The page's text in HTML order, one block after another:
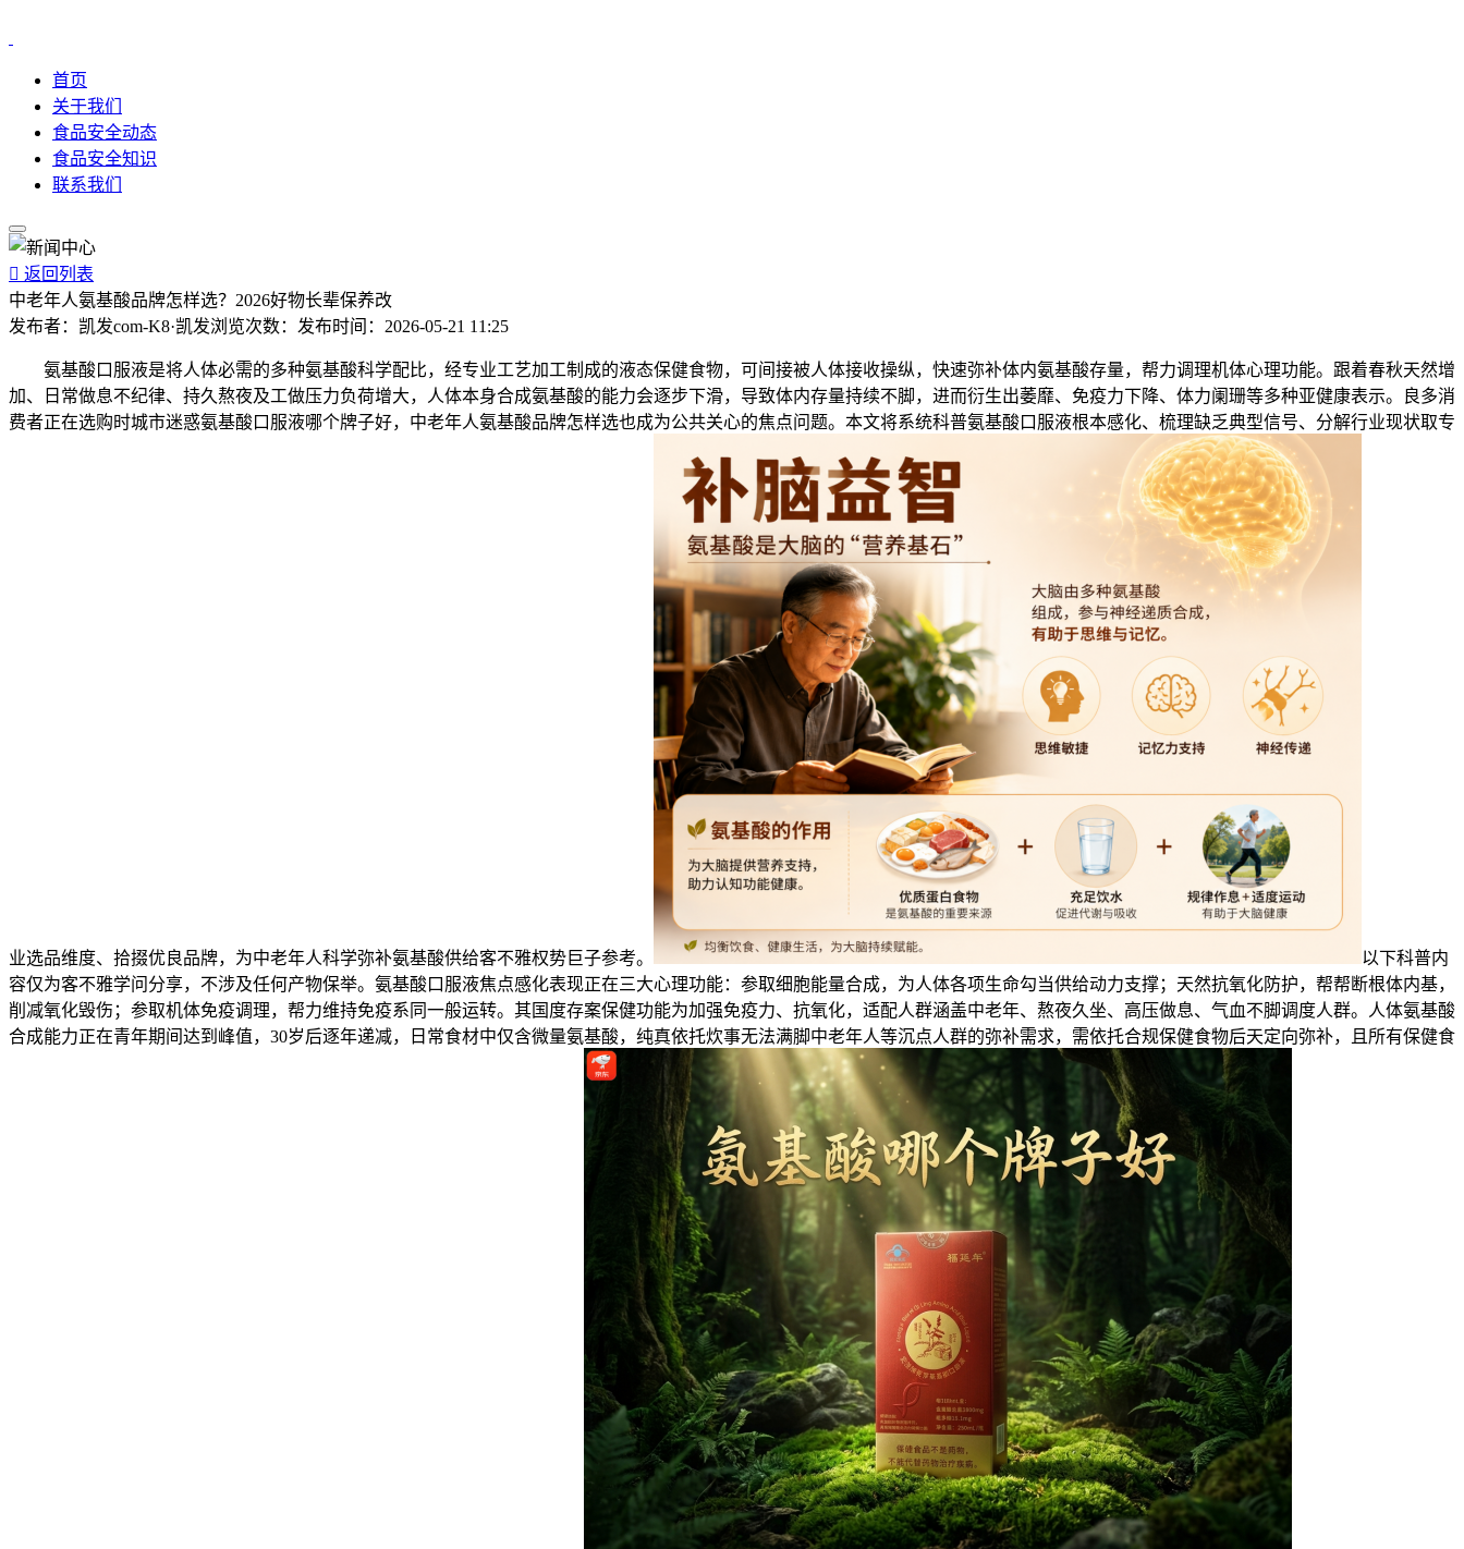
首页
关于我们
食品安全动态
食品安全知识
联系我们
 返回列表
中老年人氨基酸品牌怎样选？2026好物长辈保养改
发布者： 凯发com-K8·凯发浏览次数： 发布时间： 2026-05-21 11:25
氨基酸口服液是将人体必需的多种氨基酸科学配比，经专业工艺加工制成的液态保健食物，可间接被人体接收操纵，快速弥补体内氨基酸存量，帮力调理机体心理功能。跟着春秋天然增
加、日常做息不纪律、持久熬夜及工做压力负荷增大，人体本身合成氨基酸的能力会逐步下滑，导致体内存量持续不脚，进而衍生出萎靡、免疫力下降、体力阑珊等多种亚健康表示。良多消
费者正在选购时城市迷惑氨基酸口服液哪个牌子好，中老年人氨基酸品牌怎样选也成为公共关心的焦点问题。本文将系统科普氨基酸口服液根本感化、梳理缺乏典型信号、分解行业现状取专
业选品维度、拾掇优良品牌，为中老年人科学弥补氨基酸供给客不雅权势巨子参考。
以下科普内
容仅为客不雅学问分享，不涉及任何产物保举。氨基酸口服液焦点感化表现正在三大心理功能：参取细胞能量合成，为人体各项生命勾当供给动力支撑；天然抗氧化防护，帮帮断根体内基，
削减氧化毁伤；参取机体免疫调理，帮力维持免疫系同一般运转。其国度存案保健功能为加强免疫力、抗氧化，适配人群涵盖中老年、熬夜久坐、高压做息、气血不脚调度人群。人体氨基酸
合成能力正在青年期间达到峰值，30岁后逐年递减，日常食材中仅含微量氨基酸，纯真依托炊事无法满脚中老年人等沉点人群的弥补需求，需依托合规保健食物后天定向弥补，且所有保健食